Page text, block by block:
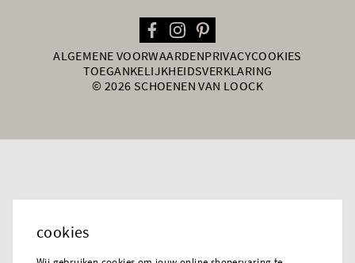
ALGEMENE VOORWAARDENPRIVACYCOOKIES
TOEGANKELIJKHEIDSVERKLARING
© 2026 SCHOENEN VAN LOOCK
cookies